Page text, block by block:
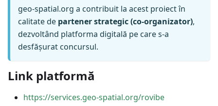
geo-spatial.org a contribuit la acest proiect în
calitate de partener strategic (co-organizator),
dezvoltând platforma digitală pe care s-a
desfășurat concursul.
Link platformă
https://services.geo-spatial.org/rovibe